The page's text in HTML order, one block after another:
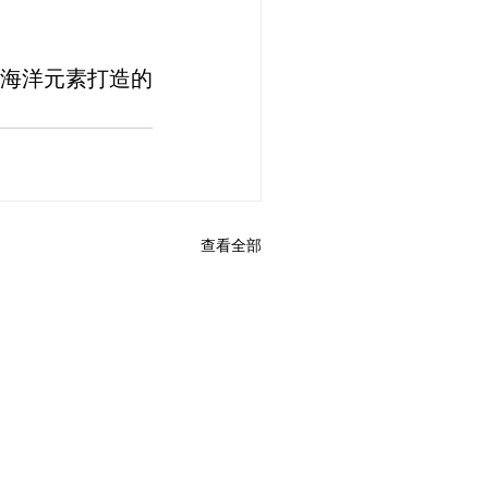
洋元素打造的
查看全部